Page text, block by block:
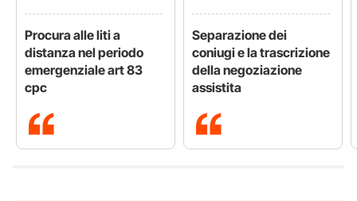
Procura alle liti a
distanza nel periodo
emergenziale art 83
cpc
Separazione dei
coniugi e la trascrizione
della negoziazione
assistita